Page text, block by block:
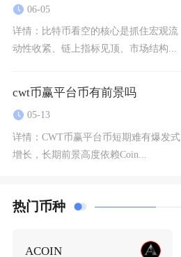
06-05
详情： 比特币看空的核心是抓住宏观流
动性收紧、链上指标见顶、市场结构...
cwt币赢平台币有前景吗
05-13
详情： CWT币赢平台币短期难有爆发式
增长，长期前景高度依赖Coin...
热门币种
ACOIN